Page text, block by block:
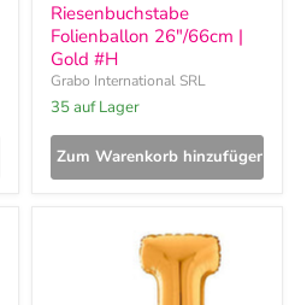
Riesenbuchstabe
Folienballon 26"/66cm |
Gold #H
Grabo International SRL
35 auf Lager
Zum Warenkorb hinzufügen
Riesenbuchstabe